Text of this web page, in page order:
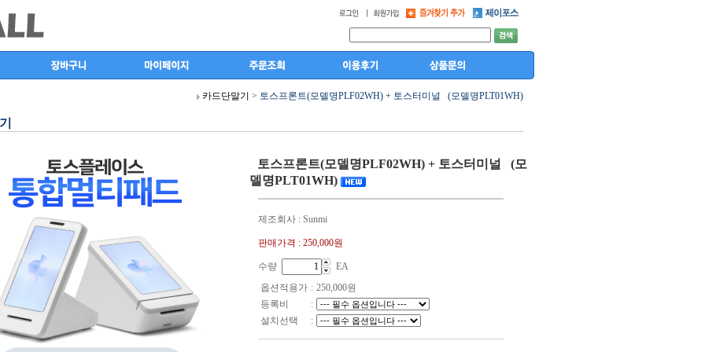
카드단말기 > 토스프론트(모델명PLF02WH) + 토스터미널 (모델명PLT01WH)
토스프론트(모델명PLF02WH) + 토스터미널 (모
델명PLT01WH)
제조회사 : Sunmi
판매가격 : 250,000원
수량
EA
옵션적용가 : 250,000원
등록비
:
설치선택
: